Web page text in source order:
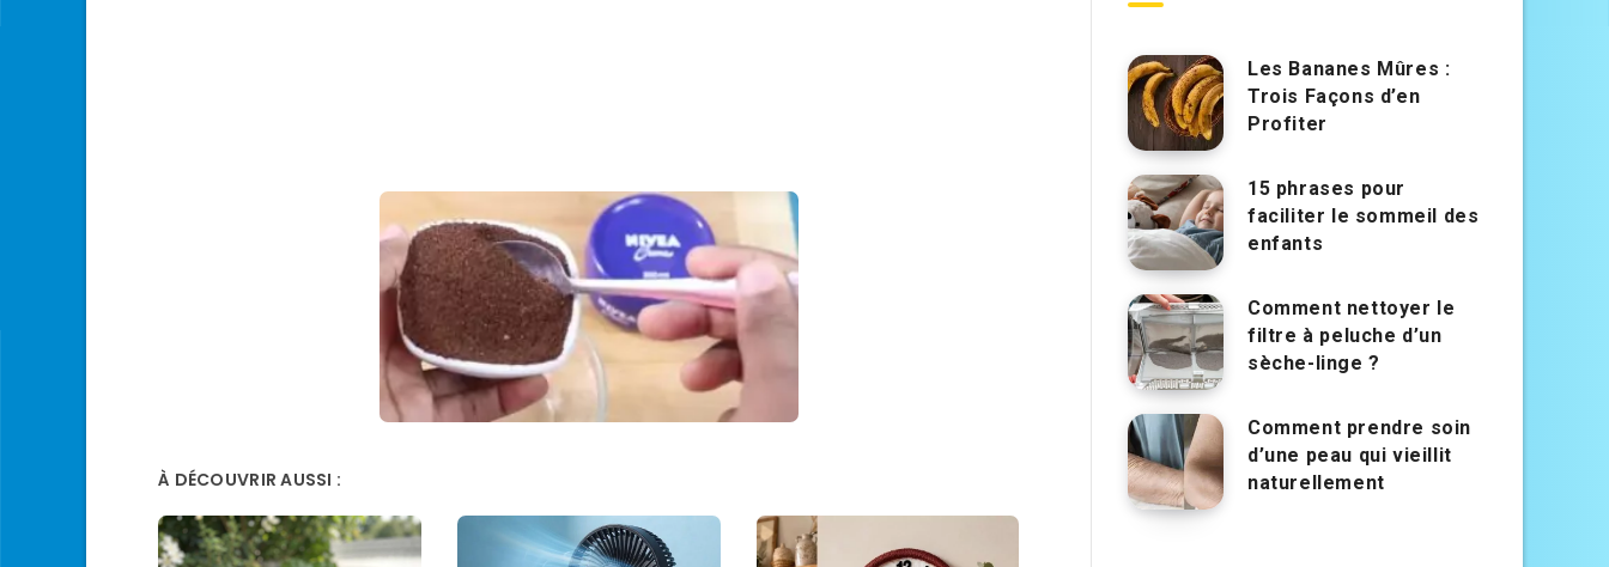
À DÉCOUVRIR AUSSI :
Les Bananes Mûres :
Trois Façons d’en
Profiter
15 phrases pour
faciliter le sommeil des
enfants
Comment nettoyer le
filtre à peluche d’un
sèche-linge ?
Comment prendre soin
d’une peau qui vieillit
naturellement